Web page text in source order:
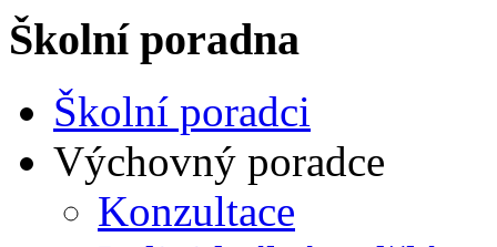
Školní poradna
Školní poradci
Výchovný poradce
Konzultace